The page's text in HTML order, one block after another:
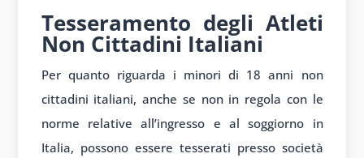
Tesseramento degli Atleti
Non Cittadini Italiani
Per quanto riguarda i minori di 18 anni non
cittadini italiani, anche se non in regola con le
norme relative all’ingresso e al soggiorno in
Italia, possono essere tesserati presso società